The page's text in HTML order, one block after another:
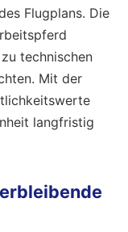
Flugplans. Die
technischen
Mit der
langfristig